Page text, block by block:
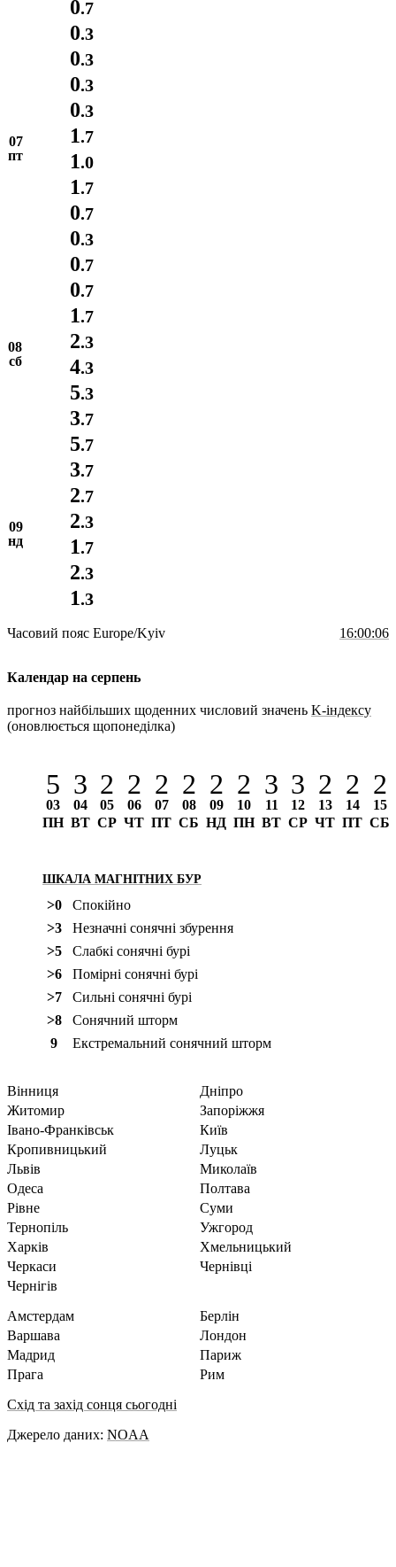
0.7
0.3
07
пт
0.3
0.3
0.3
1.7
1.0
1.7
0.7
0.3
08
сб
0.7
0.7
1.7
2.3
4.3
5.3
3.7
5.7
09
нд
3.7
2.7
2.3
1.7
2.3
1.3
Часовий пояс Europe/Kyiv 16:00:06
Календар на серпень
прогноз найбільших щоденних числовий значень K-індексу
(оновлюється щопонеділка)
5
03
ПН
3
04
ВТ
2
05
СР
2
06
ЧТ
2
07
ПТ
2
08
СБ
2
09
НД
2
10
ПН
3
11
ВТ
3
12
СР
2
13
ЧТ
2
14
ПТ
2
15
СБ
ШКАЛА МАГНІТНИХ БУР
>0
Спокійно
>3
Незначні сонячні збурення
>5
Слабкі сонячні бурі
>6
Помірні сонячні бурі
>7
Сильні сонячні бурі
>8
Сонячний шторм
9
Екстремальний сонячний шторм
Вінниця
Дніпро
Житомир
Запоріжжя
Івано-Франківськ
Київ
Кропивницький
Луцьк
Львів
Миколаїв
Одеса
Полтава
Рівне
Суми
Тернопіль
Ужгород
Харків
Хмельницький
Черкаси
Чернівці
Чернігів
Амстердам
Берлін
Варшава
Лондон
Мадрид
Париж
Прага
Рим
Схід та захід сонця сьогодні
Джерело даних: NOAA